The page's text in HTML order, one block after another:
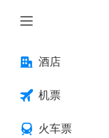
酒店
机票
火车票